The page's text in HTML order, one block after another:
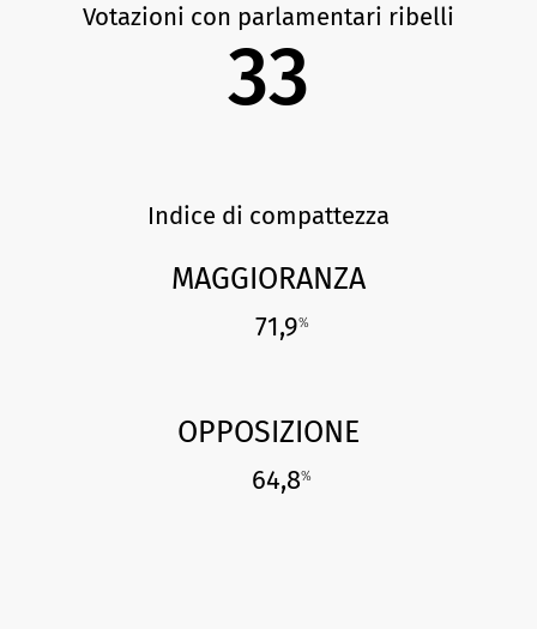
Votazioni con parlamentari ribelli
33
Indice di compattezza
MAGGIORANZA
71,9%
OPPOSIZIONE
64,8%